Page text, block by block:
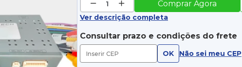
Comprar Agora
Ver descrição completa
Consultar prazo e condições do frete
OK Não sei meu CEP